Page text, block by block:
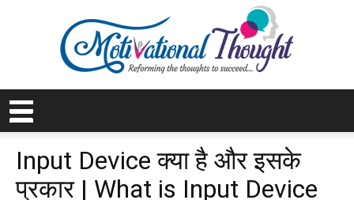
Input Device क्या है और इसके
प्रकार | What is Input Device